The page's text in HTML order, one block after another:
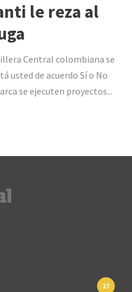
le reza al
Central colombiana se
usted de acuerdo Sí o No
se ejecuten proyectos...
27